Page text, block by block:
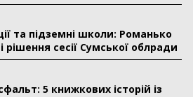
та підземні школи: Романько
рішення сесії Сумської облради
5 книжкових історій із